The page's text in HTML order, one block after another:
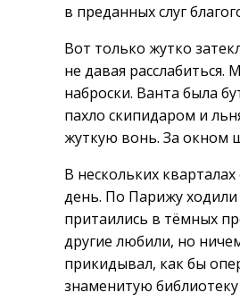
в преданных слуг
Вот только жутко
не давая
наброски. Ванта была
пахло скипидаром и
жуткую вонь. За окном
В нескольких
день. По Парижу ходили
притаились в тёмных
другие любили, но
прикидывал, как бы
знаменитую